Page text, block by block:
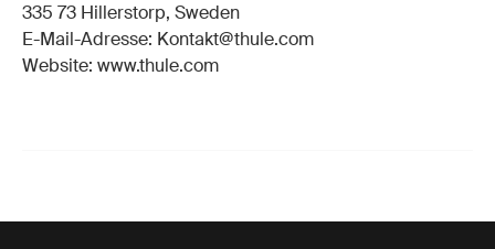
335 73 Hillerstorp, Sweden
E-Mail-Adresse: Kontakt@thule.com
Website: www.thule.com